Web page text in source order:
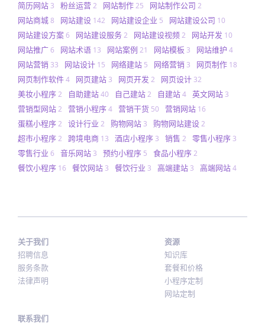
简历网站 3 粉丝运营2 网站制作25 网站制作公司 2
网站商城8 网站建设 142 网站建设企业 5 网站建设公司 10
网站建设方案6 网站建设服务2 网站建设视频2 网站开发 10
网站推广6 网站术语 13 网站案例 21 网站模板 3 网站维护 4
网站营销 33 网站设计 15 网络建站 5 网络营销 3 网页制作 18
网页制作软件4 网页建站 3 网页开发 2 网页设计 32
美妆小程序2 自助建站40 自己建站2 自建站4 英文网站 3
营销型网站2 营销小程序4 营销干货 50 营销网站 16
蛋糕小程序2 设计行业 2 购物网站 3 购物网站建设2
超市小程序2 跨境电商 13 酒店小程序 3 销售 2 零售小程序 3
零售行业 6 音乐网站 3 预约小程序 5 食品小程序2
餐饮小程序 16 餐饮网站 3 餐饮行业 3 高端建站 3 高端网站4
关于我们
招聘信息
服务条款
法律声明
资源
知识库
套餐和价格
小程序定制
网站定制
联系我们